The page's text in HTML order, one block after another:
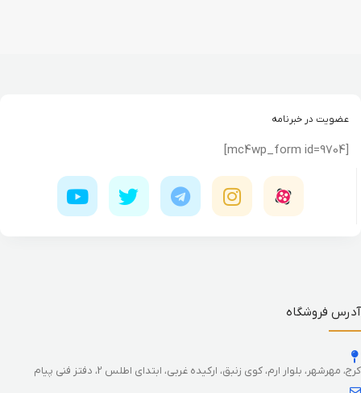
عضویت در خبرنامه
[mc4wp_form id=9704]
آدرس فروشگاه
کرج، مهرشهر، بلوار ارم، کوی زنبق، ارکیده غربی، ابتدای اطلس 2، دفتز فنی پیام